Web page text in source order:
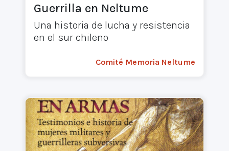
Guerrilla en Neltume
Una historia de lucha y resistencia
en el sur chileno
Comité Memoria Neltume